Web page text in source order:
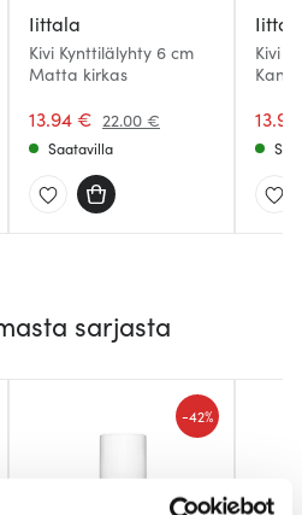
Iittala
Kivi Kynttilälyhty 6 cm
Matta kirkas
13.94 € 22.00 €
Saatavilla
Kivi
sarjasta
-42%